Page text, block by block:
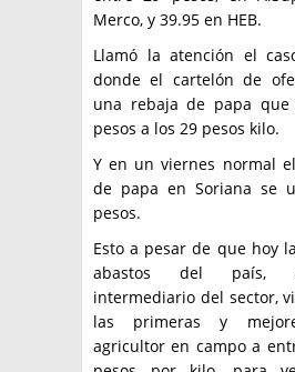
Merco, y 39.95 en HEB.
Llamó la atención el
donde el cartelón de
una rebaja de papa
pesos a los 29 pesos kilo.
Y en un viernes normal
de papa en Soriana se
pesos.
Esto a pesar de que hoy
abastos del país,
intermediario del sector,
las primeras y
agricultor en campo a